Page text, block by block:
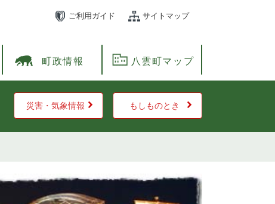
ご利用ガイド サイトマップ
町政情報 八雲町マップ
災害・気象情報 もしものとき